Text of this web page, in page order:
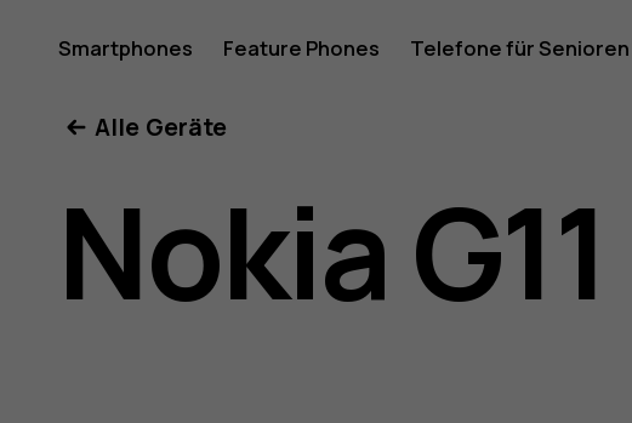
Nokia
G11
Smartphones Feature Phones Telefone für Senioren
Alle Geräte
Nokia G11